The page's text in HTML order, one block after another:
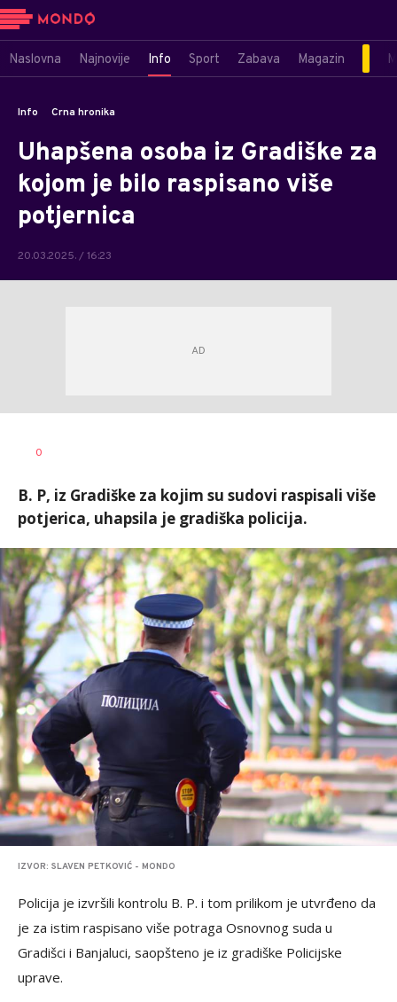
Naslovna Najnovije Info Sport Zabava Magazin
Info Crna hronika
Uhapšena osoba iz Gradiške za
kojom je bilo raspisano više
potjernica
20.03.2025. / 16:23
AUTOR
0
B. P, iz Gradiške za kojim su sudovi raspisali više
potjerica, uhapsila je gradiška policija.
IZVOR: SLAVEN PETKOVIĆ - MONDO
Policija je izvršili kontrolu B. P. i tom prilikom je utvrđeno da
je za istim raspisano više potraga Osnovnog suda u
Gradišci i Banjaluci, saopšteno je iz gradiške Policijske
uprave.